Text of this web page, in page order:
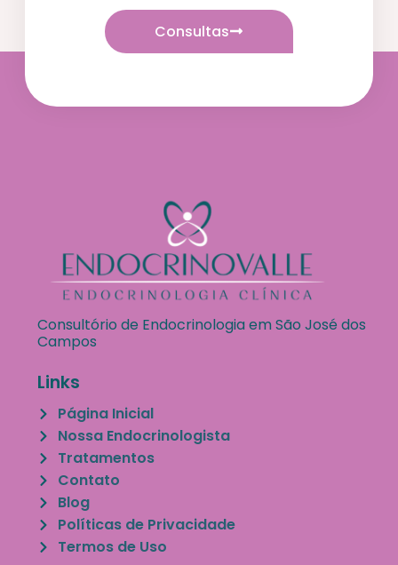
Consultas
Consultório de Endocrinologia em São José dos
Campos
Links
Página Inicial
Nossa Endocrinologista
Tratamentos
Contato
Blog
Políticas de Privacidade
Termos de Uso